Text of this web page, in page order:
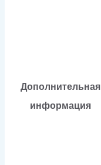
Дополнительная
информация